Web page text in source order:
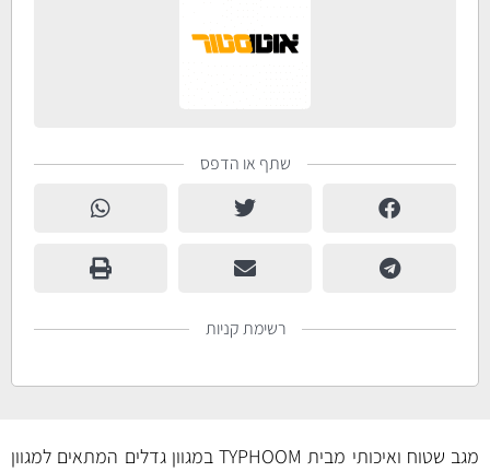
שתף או הדפס
רשימת קניות
מגב שטוח ואיכותי מבית TYPHOOM במגוון גדלים המתאים למגוון